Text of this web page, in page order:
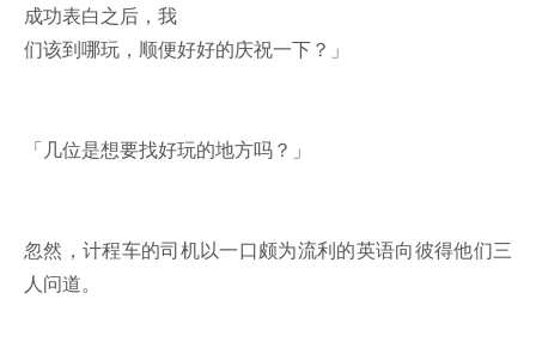
成功表白之后，我
们该到哪玩，顺便好好的庆祝一下？」
「几位是想要找好玩的地方吗？」
忽然，计程车的司机以一口颇为流利的英语向彼得他们三
人问道。